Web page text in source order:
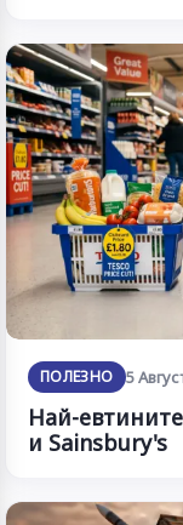
ПОЛЕЗНО 5
Най-
и Sainsbury's